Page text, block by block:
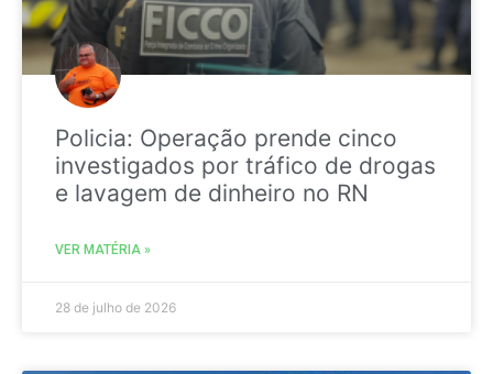
Policia: Operação prende cinco
investigados por tráfico de drogas
e lavagem de dinheiro no RN
VER MATÉRIA »
28 de julho de 2026